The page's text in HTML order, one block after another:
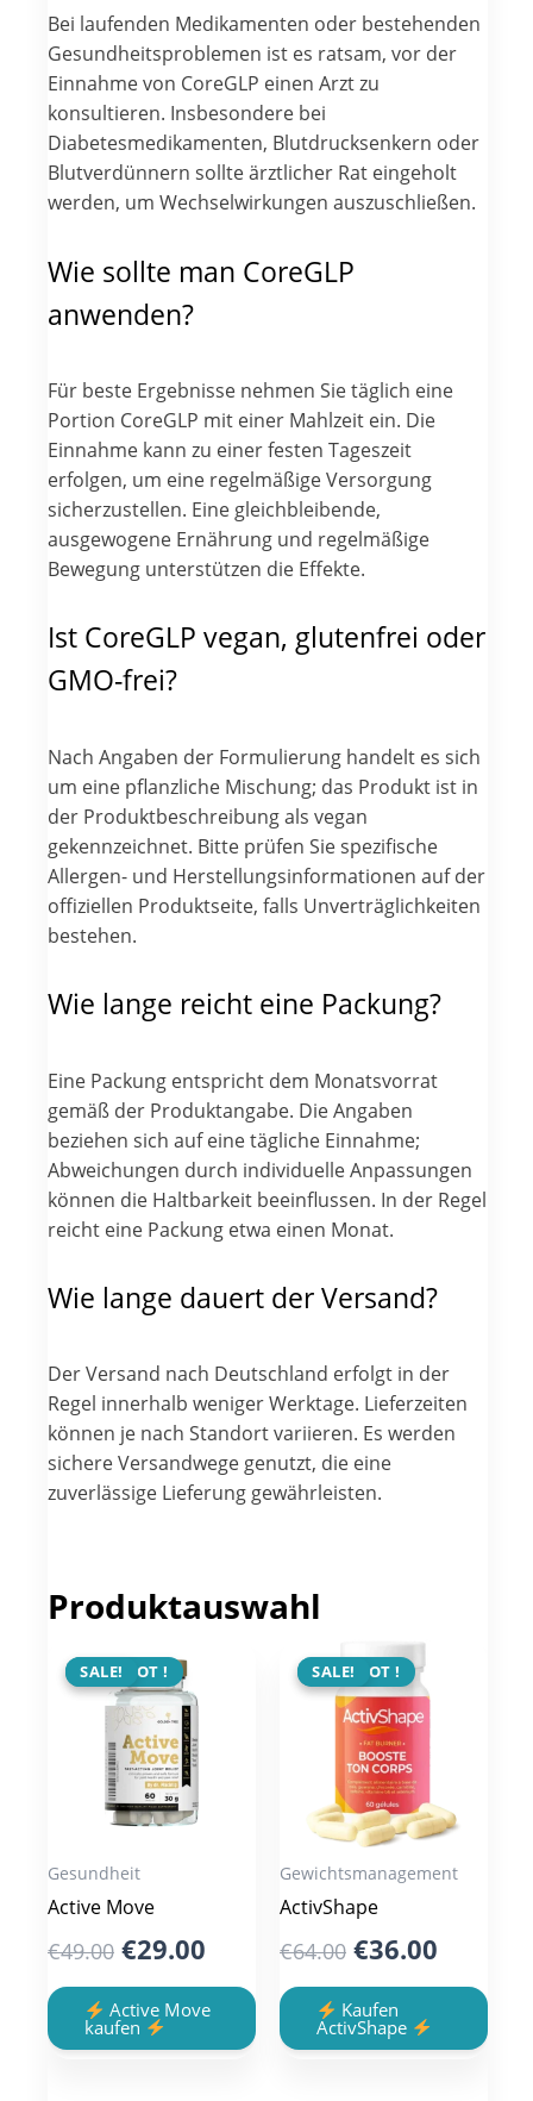
Bei laufenden Medikamenten oder bestehenden
Gesundheitsproblemen ist es ratsam, vor der
Einnahme von CoreGLP einen Arzt zu
konsultieren. Insbesondere bei
Diabetesmedikamenten, Blutdrucksenkern oder
Blutverdünnern sollte ärztlicher Rat eingeholt
werden, um Wechselwirkungen auszuschließen.
Wie sollte man CoreGLP
anwenden?
Für beste Ergebnisse nehmen Sie täglich eine
Portion CoreGLP mit einer Mahlzeit ein. Die
Einnahme kann zu einer festen Tageszeit
erfolgen, um eine regelmäßige Versorgung
sicherzustellen. Eine gleichbleibende,
ausgewogene Ernährung und regelmäßige
Bewegung unterstützen die Effekte.
Ist CoreGLP vegan, glutenfrei oder
GMO-frei?
Nach Angaben der Formulierung handelt es sich
um eine pflanzliche Mischung; das Produkt ist in
der Produktbeschreibung als vegan
gekennzeichnet. Bitte prüfen Sie spezifische
Allergen- und Herstellungsinformationen auf der
offiziellen Produktseite, falls Unverträglichkeiten
bestehen.
Wie lange reicht eine Packung?
Eine Packung entspricht dem Monatsvorrat
gemäß der Produktangabe. Die Angaben
beziehen sich auf eine tägliche Einnahme;
Abweichungen durch individuelle Anpassungen
können die Haltbarkeit beeinflussen. In der Regel
reicht eine Packung etwa einen Monat.
Wie lange dauert der Versand?
Der Versand nach Deutschland erfolgt in der
Regel innerhalb weniger Werktage. Lieferzeiten
können je nach Standort variieren. Es werden
sichere Versandwege genutzt, die eine
zuverlässige Lieferung gewährleisten.
Produktauswahl
ANGEBOT !
SALE!
Gesundheit
Active Move
€49.00 Original
price
was:
€49.00.
€29.00 Current
price
is:
€29.00.
Active Move
kaufen
ANGEBOT !
SALE!
Gewichtsmanagement
ActivShape
€64.00 Original
price
was:
€64.00.
€36.00
price
€36.00.
Kaufen
ActivShape